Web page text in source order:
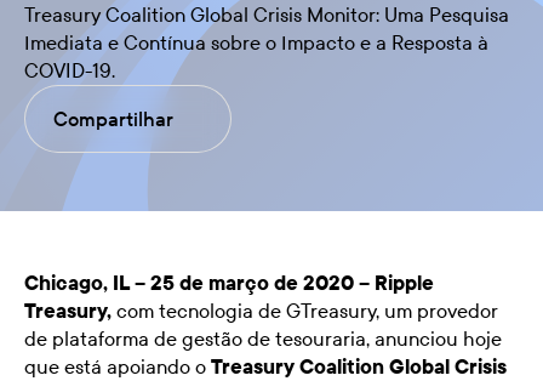
Treasury Coalition Global Crisis Monitor: Uma Pesquisa
Imediata e Contínua sobre o Impacto e a Resposta à
COVID-19.
Compartilhar
Chicago, IL – 25 de março de 2020 – Ripple
Treasury, com tecnologia de GTreasury, um provedor
de plataforma de gestão de tesouraria, anunciou hoje
que está apoiando o Treasury Coalition Global Crisis